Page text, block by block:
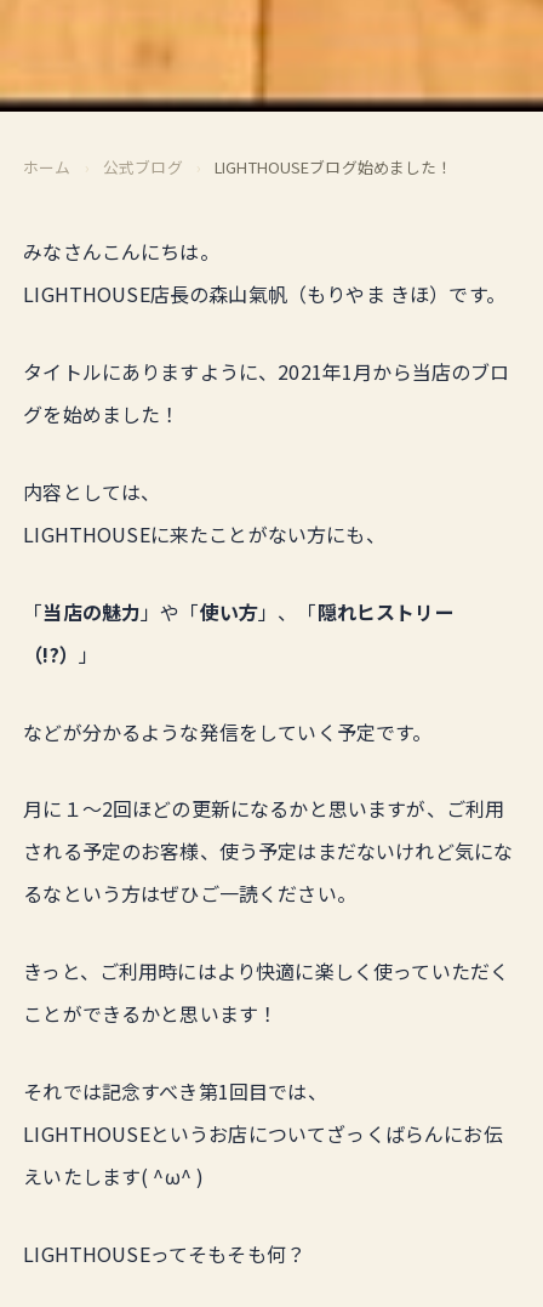
ホーム › 公式ブログ › LIGHTHOUSEブログ始めました！
みなさんこんにちは。
LIGHTHOUSE店長の森山氣帆（もりやま きほ）です。
タイトルにありますように、2021年1月から当店のブロ
グを始めました！
内容としては、
LIGHTHOUSEに来たことがない方にも、
「当店の魅力 」や「使い方」、「隠れヒストリー
（!?）
」
などが分かるような発信をしていく予定です。
月に１〜2回ほどの更新になるかと思いますが、ご利用
される予定のお客様、使う予定はまだないけれど気にな
るなという方はぜひご一読ください。
きっと、ご利用時にはより快適に楽しく使っていただく
ことができるかと思います！
それでは記念すべき第1回目では、
LIGHTHOUSEというお店についてざっくばらんにお伝
えいたします( ^ω^ )
LIGHTHOUSEってそもそも何？